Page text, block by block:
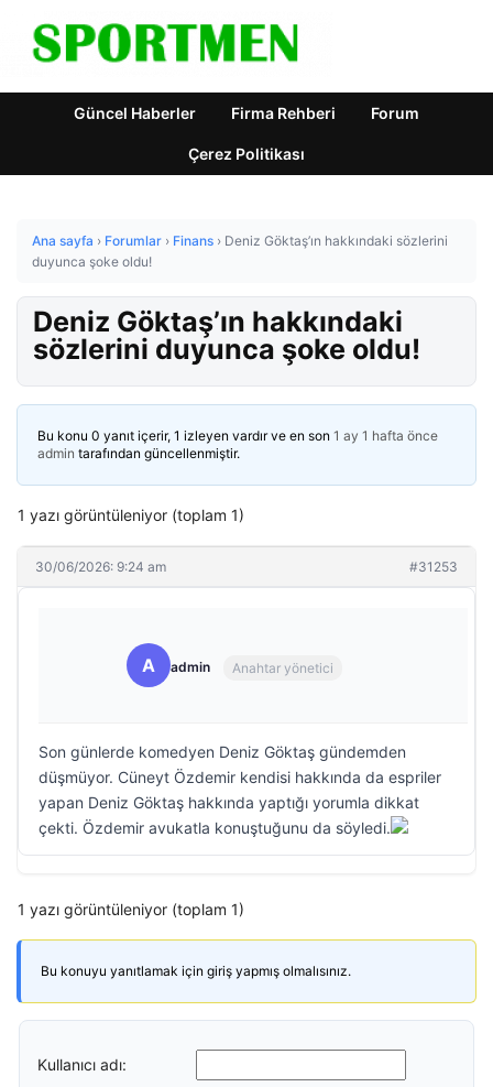
Güncel Haberler Firma Rehberi Forum
Çerez Politikası
Ana sayfa › Forumlar › Finans › Deniz Göktaş’ın hakkındaki sözlerini
duyunca şoke oldu!
Deniz Göktaş’ın hakkındaki
sözlerini duyunca şoke oldu!
Bu konu 0 yanıt içerir, 1 izleyen vardır ve en son 1 ay 1 hafta önce
admin tarafından güncellenmiştir.
1 yazı görüntüleniyor (toplam 1)
30/06/2026: 9:24 am #31253
A admin Anahtar yönetici
Son günlerde komedyen Deniz Göktaş gündemden
düşmüyor. Cüneyt Özdemir kendisi hakkında da espriler
yapan Deniz Göktaş hakkında yaptığı yorumla dikkat
çekti. Özdemir avukatla konuştuğunu da söyledi.
1 yazı görüntüleniyor (toplam 1)
Bu konuyu yanıtlamak için giriş yapmış olmalısınız.
Kullanıcı adı: